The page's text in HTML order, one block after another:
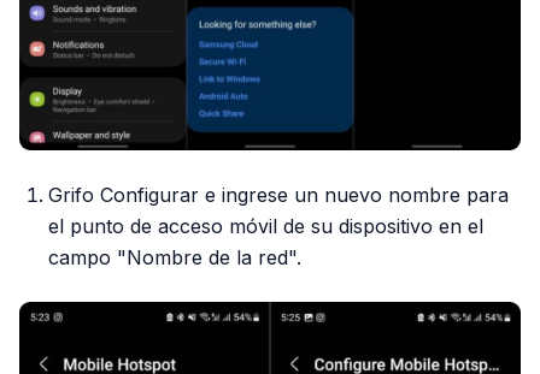
Grifo Configurar e ingrese un nuevo nombre para
el punto de acceso móvil de su dispositivo en el
campo "Nombre de la red".